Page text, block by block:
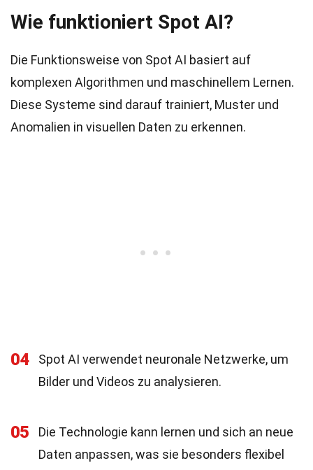
Wie funktioniert Spot AI?
Die Funktionsweise von Spot AI basiert auf
komplexen Algorithmen und maschinellem Lernen.
Diese Systeme sind darauf trainiert, Muster und
Anomalien in visuellen Daten zu erkennen.
04
Spot AI verwendet neuronale Netzwerke, um
Bilder und Videos zu analysieren.
05
Die Technologie kann lernen und sich an neue
Daten anpassen, was sie besonders flexibel